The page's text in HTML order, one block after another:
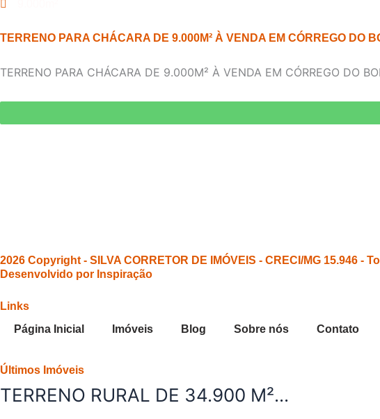
TERRENO PARA CHÁCARA DE 9.000M² À VENDA EM CÓRREGO DO
TERRENO PARA CHÁCARA DE 9.000M² À VENDA EM CÓRREGO DO
2026 Copyright - SILVA CORRETOR DE IMÓVEIS - CRECI/MG 15.946 -
Desenvolvido por Inspiração
Links
Página Inicial
Imóveis Blog Sobre nós Contato
Últimos Imóveis
TERRENO RURAL DE 34.900 M²...